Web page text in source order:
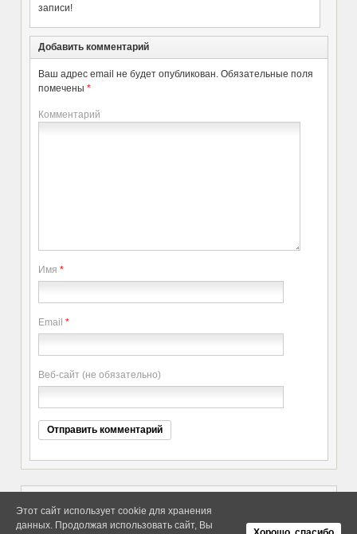
записи!
Добавить комментарий
Ваш адрес email не будет опубликован. Обязательные поля
помечены *
Комментарий
Имя *
Email *
Веб-сайт (не обязательно)
Об Arras WordPress Theme
Copyright elitethings. All Rights
Этот сайт использует cookie для хранения
данных. Продолжая использовать сайт, Вы